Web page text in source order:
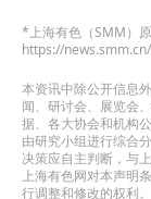
新能源产业高
您相遇。
*上海有色（SMM）
https://
本资讯中除公开信息
闻、研讨会、展览会
据、各大协会和机构
由研究小组进行综合
决策应自主判断，与
上海有色网对本声明
行调整和修改的权利。